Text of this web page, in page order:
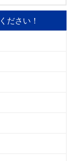
ださい！